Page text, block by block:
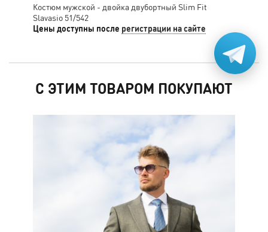
Костюм мужской - двойка двубортный Slim Fit
Slavasio 51/542
Цены доступны после регистрации на сайте
С ЭТИМ ТОВАРОМ ПОКУПАЮТ